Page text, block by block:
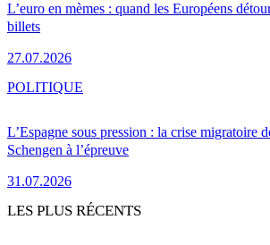
L’euro en mèmes : quand les Européens
billets
27.07.2026
L’Espagne sous pression : la crise migratoire
Schengen à l’épreuve
31.07.2026
POLITIQUE
LES PLUS RÉCENTS